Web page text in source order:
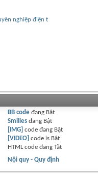
nghiệp điện t
BB codeđang Bật
Smiliesđang Bật
[IMG] code đang Bật
[VIDEO] code is Bật
HTML code đang Tắt
Nội quy - Quy định